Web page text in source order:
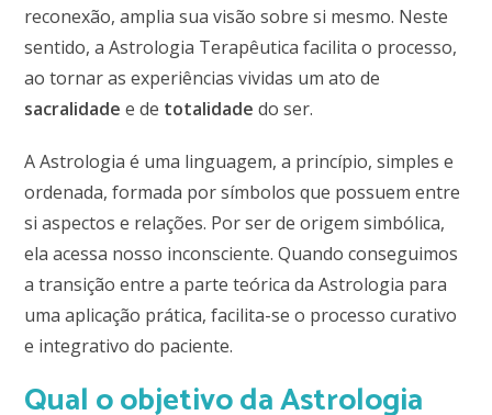
reconexão, amplia sua visão sobre si mesmo. Neste
sentido, a Astrologia Terapêutica facilita o processo,
ao tornar as experiências vividas um ato de
sacralidade e de totalidade do ser.
A Astrologia é uma linguagem, a princípio, simples e
ordenada, formada por símbolos que possuem entre
si aspectos e relações. Por ser de origem simbólica,
ela acessa nosso inconsciente. Quando conseguimos
a transição entre a parte teórica da Astrologia para
uma aplicação prática, facilita-se o processo curativo
e integrativo do paciente.
Qual o objetivo da Astrologia